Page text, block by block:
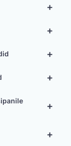
+
+
+
+
+
+